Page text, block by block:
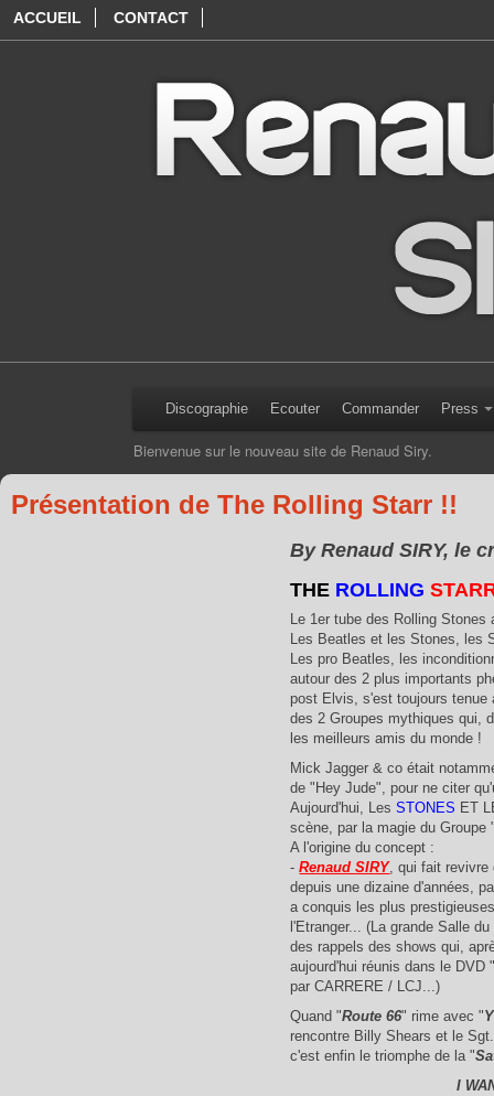
ACCUEIL CONTACT
Discographie Ecouter Commander Press
Bienvenue sur le nouveau site de Renaud Siry.
Présentation de The Rolling Starr !!
By Renaud SIRY, le
THE ROLLING
Le 1er tube des Rolling
Les Beatles et les Stones, les
Les pro Beatles, les
autour des 2 plus importants
post Elvis, s'est toujours
des 2 Groupes mythiques qui,
les meilleurs amis du monde !
Mick Jagger & co était
de "Hey Jude", pour ne citer
Aujourd'hui, LesSTONES ET
scène, par la magie du Groupe
A l'origine du concept :
-Renaud SIRY, qui fait revivre
depuis une dizaine d'années,
a conquis les plus
l'Etranger... (La grande Salle
des rappels des shows qui,
aujourd'hui réunis dans le
par CARRERE / LCJ...)
Quand "Route 66" rime avec "
rencontre Billy Shears et le
c'est enfin le triomphe de la "
I